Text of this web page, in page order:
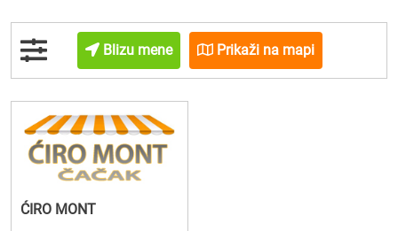
Blizu mene Prikaži na mapi
ĆIRO MONT